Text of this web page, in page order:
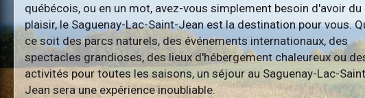
québécois, ou en un mot, avez-vous simplement besoin d'avoir du
plaisir, le Saguenay-Lac-Saint-Jean est la destination pour vous.
ce soit des parcs naturels, des événements internationaux, des
spectacles grandioses, des lieux d'hébergement chaleureux ou
activités pour toutes les saisons, un séjour au Saguenay-Lac-
Jean sera une expérience inoubliable.